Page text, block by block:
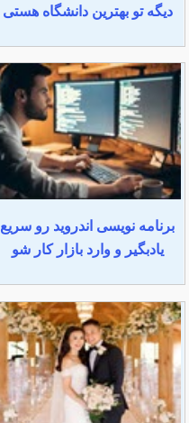
دیگه تو بهترین دانشگاه هستی
برنامه نویسی اندروید رو سریع
یادبگیر و وارد بازار کار شو